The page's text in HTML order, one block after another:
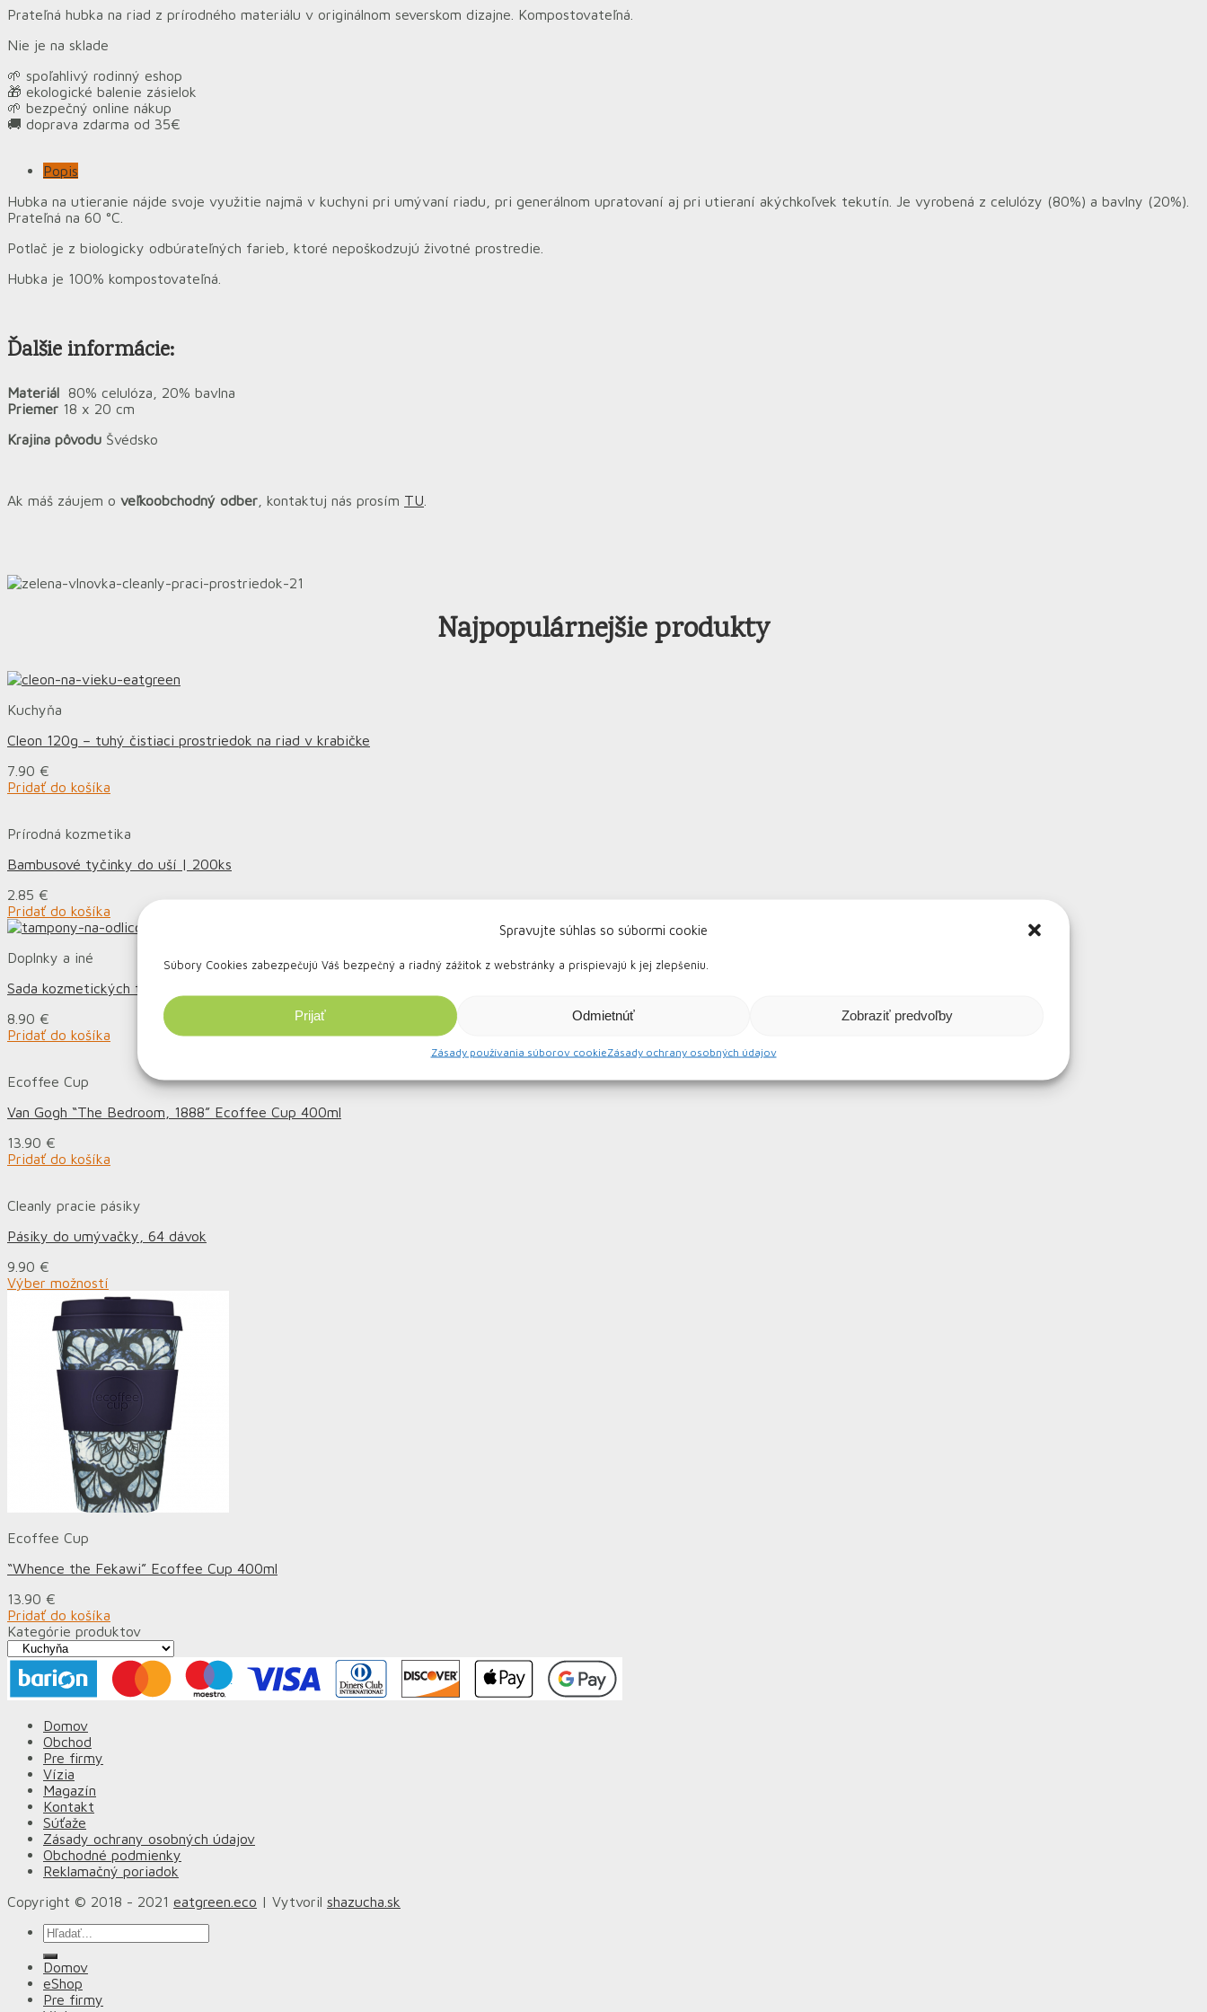
Spravujte súhlas so súbormi cookie
Súbory Cookies zabezpečujú Váš bezpečný a riadný zážitok z webstránky a prispievajú k jej zlepšeniu.
Prijať Odmietnúť Zobraziť predvoľby
Zásady používania súborov cookieZásady ochrany osobných údajov
Prateľná hubka na riad z prírodného materiálu v originálnom severskom dizajne. Kompostovateľná.
Nie je na sklade
🌱 spoľahlivý rodinný eshop
🎁 ekologické balenie zásielok
🌱 bezpečný online nákup
🚚 doprava zdarma od 35€
Popis
Hubka na utieranie nájde svoje využitie najmä v kuchyni pri umývaní riadu, pri generálnom upratovaní aj pri utieraní akýchkoľvek tekutín. Je vyrobená z celulózy (80%) a bavlny (20%).
Prateľná na 60 °C.
Potlač je z biologicky odbúrateľných farieb, ktoré nepoškodzujú životné prostredie.
Hubka je 100% kompostovateľná.
Ďalšie informácie:
Materiál 80% celulóza, 20% bavlna
Priemer 18 x 20 cm
Krajina pôvodu Švédsko
Ak máš záujem o veľkoobchodný odber , kontaktuj nás prosím TU
Najpopulárnejšie produkty
Kuchyňa
Cleon 120g – tuhý čistiaci prostriedok na riad v krabičke
7.90 €
Pridať do košíka
Prírodná kozmetika
Bambusové tyčinky do uší | 200ks
2.85 €
Pridať do košíka
Doplnky a iné
Sada kozmetických tampónov (10 ks)
8.90 €
Pridať do košíka
Ecoffee Cup
Van Gogh “The Bedroom, 1888” Ecoffee Cup 400ml
13.90 €
Pridať do košíka
Cleanly pracie pásiky
Pásiky do umývačky, 64 dávok
9.90 €
Výber možností
Ecoffee Cup
“Whence the Fekawi” Ecoffee Cup 400ml
13.90 €
Pridať do košíka
Kategórie produktov
Domov
Obchod
Pre firmy
Vízia
Magazín
Kontakt
Súťaže
Zásady ochrany osobných údajov
Obchodné podmienky
Reklamačný poriadok
Copyright © 2018 - 2021 eatgreen.eco | Vytvoril shazucha.sk
Hľadať:
Domov
eShop
Pre firmy